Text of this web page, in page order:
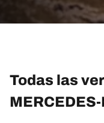
Todas las